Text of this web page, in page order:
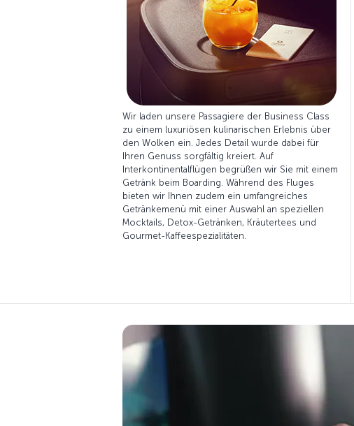
Wir laden unsere Passagiere der Business Class
zu einem luxuriösen kulinarischen Erlebnis über
den Wolken ein. Jedes Detail wurde dabei für
Ihren Genuss sorgfältig kreiert. Auf
Interkontinentalflügen begrüßen wir Sie mit einem
Getränk beim Boarding. Während des Fluges
bieten wir Ihnen zudem ein umfangreiches
Getränkemenü mit einer Auswahl an speziellen
Mocktails, Detox-Getränken, Kräutertees und
Gourmet-Kaffeespezialitäten.